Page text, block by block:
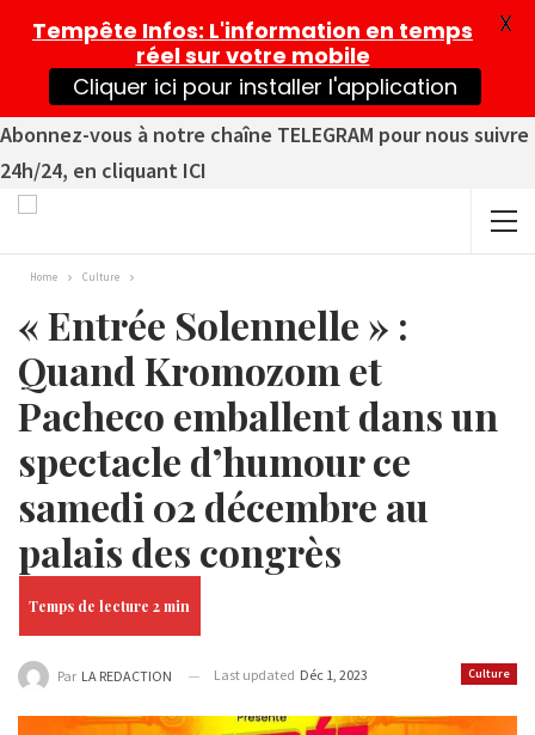
Abonnez-vous à notre chaîne TELEGRAM pour nous suivre
24h/24, en cliquant ICI
Home Culture
« Entrée Solennelle » :
Quand Kromozom et
Pacheco emballent dans un
spectacle d’humour ce
samedi 02 décembre au
palais des congrès
Culture
Par LA REDACTION Last updated Déc 1, 2023
Tempête Infos: L'information en temps
réel sur votre mobile
Cliquer ici pour installer l'application
X